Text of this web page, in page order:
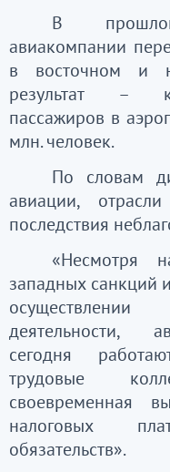
В
авиакомпании
в восточном и
результат –
пассажиров в
млн. человек.
По словам
авиации,
последствия
«Несмотря
западных санкций
деятельности,
сегодня
трудовые
своевременная
налоговых
обязательств».